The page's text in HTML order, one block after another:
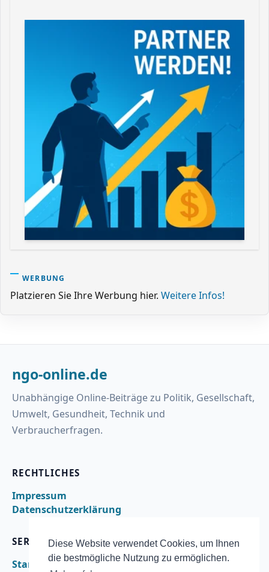
Diese Website verwendet Cookies, um Ihnen
die bestmögliche Nutzung zu ermöglichen.
WERBUNG
Platzieren Sie Ihre Werbung hier. Weitere Infos!
ngo-online.de
Unabhängige Online-Beiträge zu Politik, Gesellschaft,
Umwelt, Gesundheit, Technik und
Verbraucherfragen.
RECHTLICHES
Impressum
Datenschutzerklärung
SERVICE
Startseite